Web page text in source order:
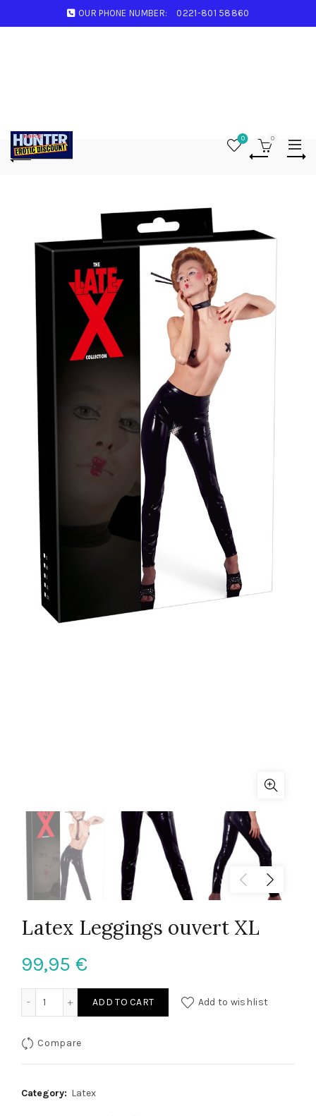
OUR PHONE NUMBER: 0221-801 58860
0 0
Latex Leggings ouvert XL
99,95 €
Latex Leggings ouvert XL quantity
ADD TO CART Add to wishlist
Compare
Category: Latex